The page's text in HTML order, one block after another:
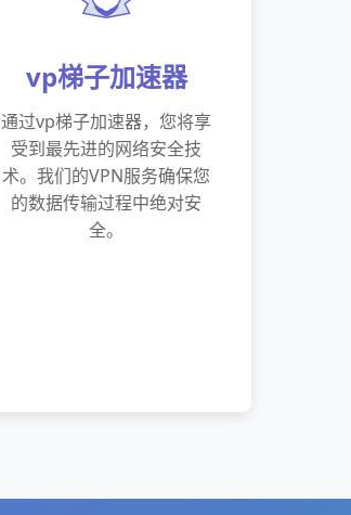
vp梯子加速器
通过vp梯子加速器，您将享
受到最先进的网络安全技
术。我们的VPN服务确保您
的数据传输过程中绝对安
全。